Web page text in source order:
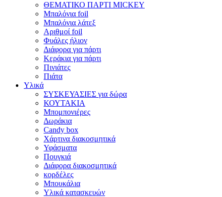
ΘΕΜΑΤΙΚΟ ΠΑΡΤΙ MICKEY
Μπαλόνια foil
Μπαλόνια λάτεξ
Αριθμοί foil
Φυάλες ήλιον
Διάφορα για πάρτι
Κεράκια για πάρτι
Πινιάτες
Πιάτα
Υλικά
ΣΥΣΚΕΥΑΣΙΕΣ για δώρα
ΚΟΥΤΑΚΙΑ
Μπομπονιέρες
Δωράκια
Candy box
Χάρτινα διακοσμητικά
Υφάσματα
Πουγκιά
Διάφορα διακοσμητικά
κορδέλες
Μπουκάλια
Υλικά κατασκευών